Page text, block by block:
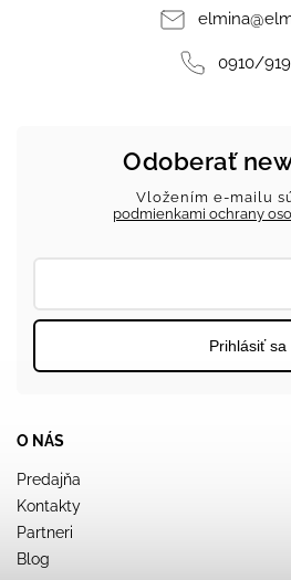
elmina@
0910/919
O NÁS
Predajňa
Kontakty
Partneri
Blog
Odoberať
Vložením e-mailu
podmienkami ochrany
Prihlásiť sa